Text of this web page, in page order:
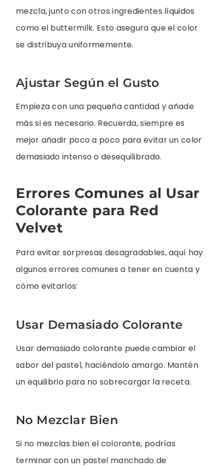
mezcla, junto con otros ingredientes líquidos
como el buttermilk. Esto asegura que el color
se distribuya uniformemente.
Ajustar Según el Gusto
Empieza con una pequeña cantidad y añade
más si es necesario. Recuerda, siempre es
mejor añadir poco a poco para evitar un color
demasiado intenso o desequilibrado.
Errores Comunes al Usar
Colorante para Red
Velvet
Para evitar sorpresas desagradables, aquí hay
algunos errores comunes a tener en cuenta y
cómo evitarlos:
Usar Demasiado Colorante
Usar demasiado colorante puede cambiar el
sabor del pastel, haciéndolo amargo. Mantén
un equilibrio para no sobrecargar la receta.
No Mezclar Bien
Si no mezclas bien el colorante, podrías
terminar con un pastel manchado de